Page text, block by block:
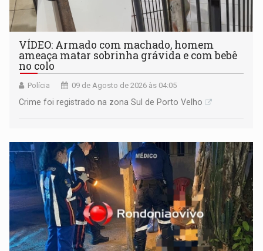
VÍDEO: Armado com machado, homem
ameaça matar sobrinha grávida e com bebê
no colo
Polícia 09 de Agosto de 2026 às 04:05
Crime foi registrado na zona Sul de Porto Velho